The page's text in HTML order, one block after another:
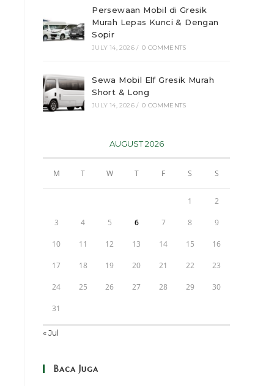
Persewaan Mobil di Gresik
Murah Lepas Kunci & Dengan
Sopir
JULY 14, 2026 / 0 COMMENTS
Sewa Mobil Elf Gresik Murah
Short & Long
JULY 14, 2026 / 0 COMMENTS
AUGUST 2026
M T W T F S S
1 2
3 4 5 6 7 8 9
10 11 12 13 14 15 16
17 18 19 20 21 22 23
24 25 26 27 28 29 30
31
« Jul
Baca Juga